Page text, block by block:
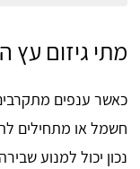
מתי גיזום
כאשר ענפים
חשמל או מתחילים
נכון יכול למנוע